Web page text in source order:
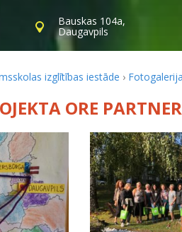
Bauskas 104a,
Daugavpils
izglītības iestāde › Fotogalerija
ORE